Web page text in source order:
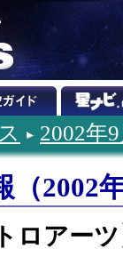
2002年
（2002
ロアー